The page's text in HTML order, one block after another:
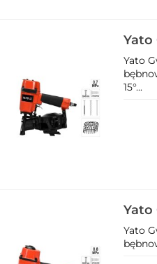
Yato
Yato
15°...
Yato
Yato